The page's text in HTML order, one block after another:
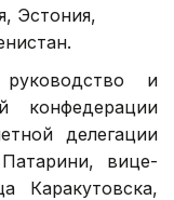
Эстония,
и
конфедерации
делегации
вице-
Каракутовска,